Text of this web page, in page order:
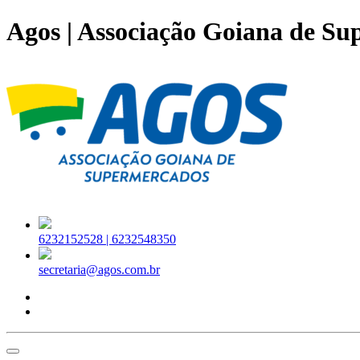
Agos | Associação Goiana de
6232152528 | 6232548350
secretaria@agos.com.br